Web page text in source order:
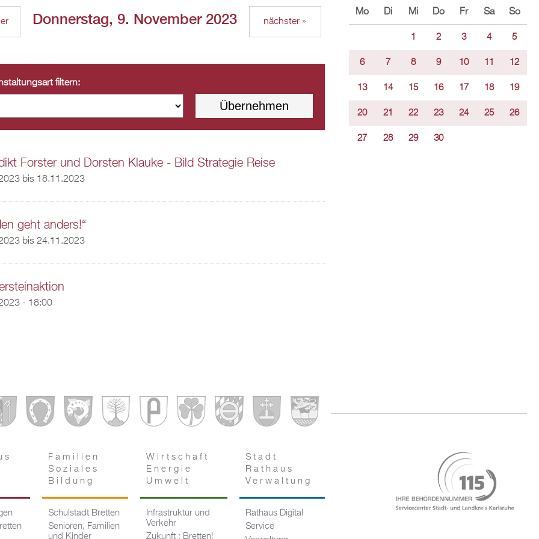
Donnerstag, 9. November 2023 nächster »
filtern:
Forster und Dorsten Klauke - Bild Strategie Reise
bis 18.11.2023
geht anders!“
bis 24.11.2023
- 18:00
Mo Di Mi Do Fr Sa So
1 2 3 4 5
6 7 8 9 10 11 12
13 14 15 16 17 18 19
20 21 22 23 24 25 26
27 28 29 30
Familien
Soziales
Bildung
Schulstadt Bretten
Senioren, Familien
und Kinder
Wirtschaft
Energie
Umwelt
Infrastruktur und
Verkehr
Zukunft : Bretten!
Stadt
Rathaus
Verwaltung
Rathaus Digital
Service